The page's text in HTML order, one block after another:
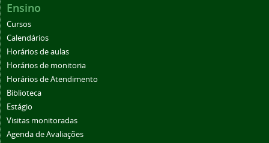
Ensino
Cursos
Calendários
Horários de aulas
Horários de monitoria
Horários de Atendimento
Biblioteca
Estágio
Visitas monitoradas
Agenda de Avaliações